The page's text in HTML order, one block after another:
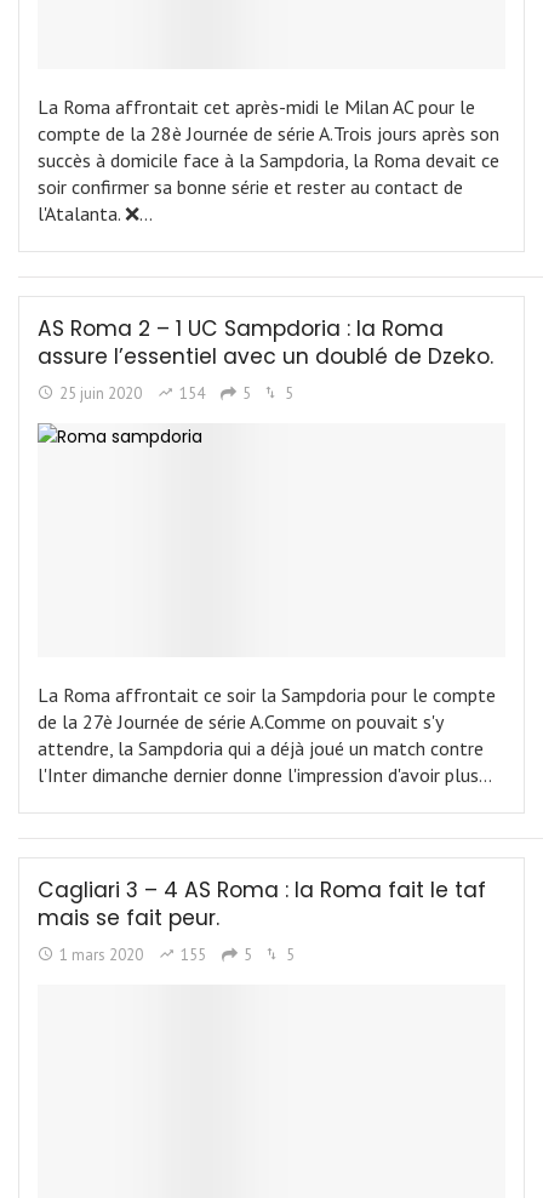
La Roma affrontait cet après-midi le Milan AC pour le
compte de la 28è Journée de série A.Trois jours après son
succès à domicile face à la Sampdoria, la Roma devait ce
soir confirmer sa bonne série et rester au contact de
l'Atalanta. ❌…
AS Roma 2 – 1 UC Sampdoria : la Roma
assure l’essentiel avec un doublé de Dzeko.
25 juin 2020 154 5 5
La Roma affrontait ce soir la Sampdoria pour le compte
de la 27è Journée de série A.Comme on pouvait s'y
attendre, la Sampdoria qui a déjà joué un match contre
l'Inter dimanche dernier donne l'impression d'avoir plus…
Cagliari 3 – 4 AS Roma : la Roma fait le taf
mais se fait peur.
1 mars 2020 155 5 5